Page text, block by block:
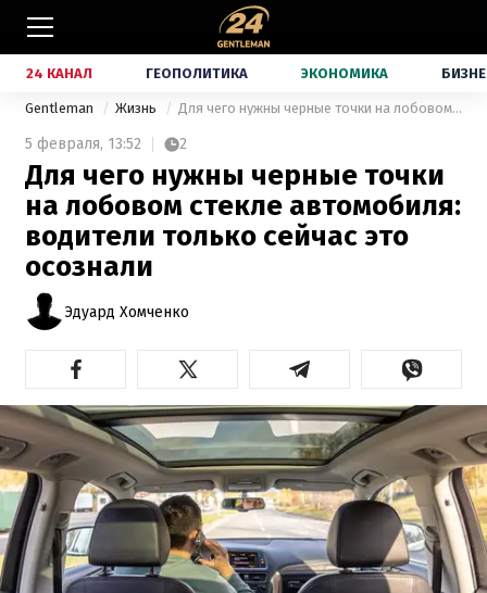
24 КАНАЛ ГЕОПОЛИТИКА ЭКОНОМИКА
Gentleman Жизнь Для чего нужны черные точки на лобовом стекле автомобиля: водители только сейчас это осознали
5 февраля, 13:52 2
Для чего нужны черные точки
на лобовом стекле автомобиля:
водители только сейчас это
осознали
Эдуард Хомченко